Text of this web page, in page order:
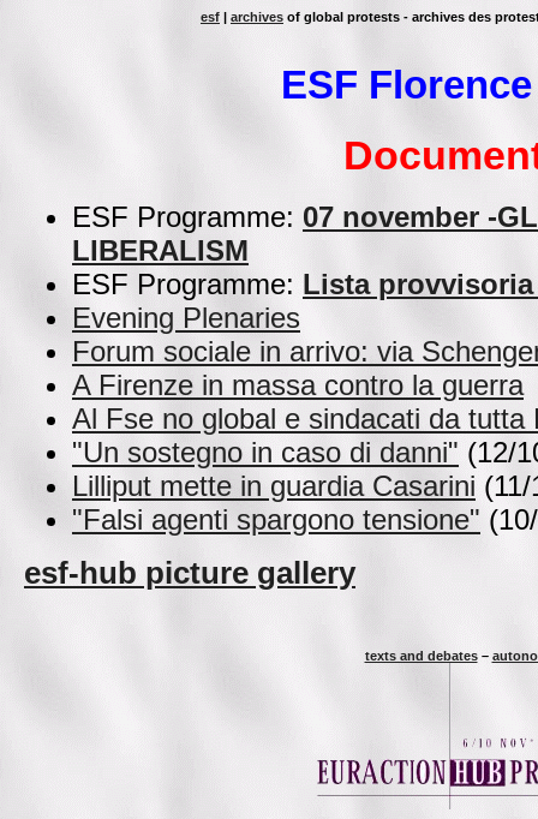
esf | archives of global protests - archives des
ESF
ESF Programme: 07 november -
LIBERALISM
ESF Programme: Lista
Evening Plenaries
Forum sociale in arrivo: via
A Firenze in massa contro la guerra
Al Fse no global e sindacati da tutta
"Un sostegno in caso di danni" (12/
Lilliput mette in guardia Casarini
"Falsi agenti spargono tensione"
esf-hub picture gallery
texts and debates–